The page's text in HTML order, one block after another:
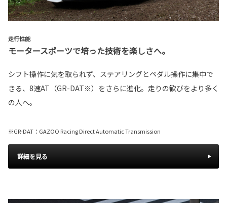
走行性能
モータースポーツで培った技術を楽しさへ。
シフト操作に気を取られず、ステアリングとペダル操作に集中で
きる、8速AT（GR-DAT※）をさらに進化。走りの歓びをより多く
の人へ。
※GR-DAT：GAZOO Racing Direct Automatic Transmission
詳細を見る